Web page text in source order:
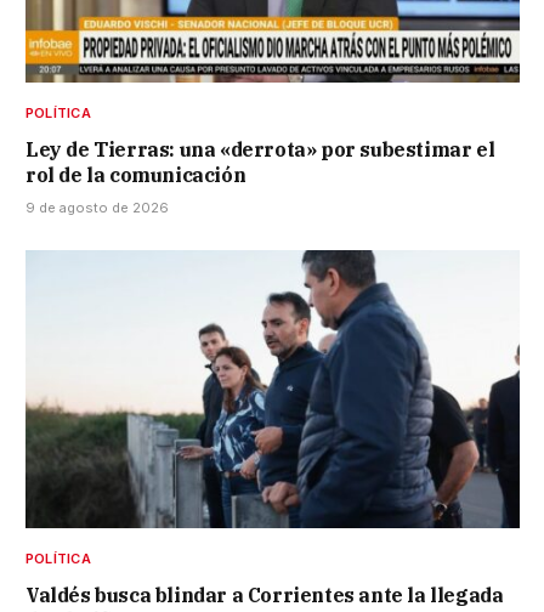
POLÍTICA
Ley de Tierras: una «derrota» por subestimar el
rol de la comunicación
9 de agosto de 2026
POLÍTICA
Valdés busca blindar a Corrientes ante la llegada